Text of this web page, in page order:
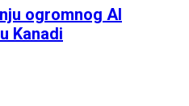
ogromnog AI
Kanadi